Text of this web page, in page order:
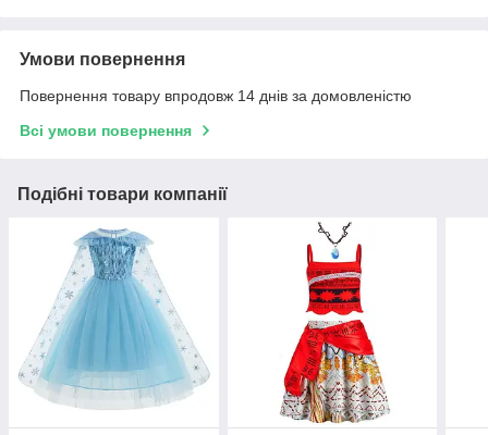
Умови повернення
Повернення товару впродовж 14 днів за домовленістю
Всі умови повернення
Подібні товари компанії